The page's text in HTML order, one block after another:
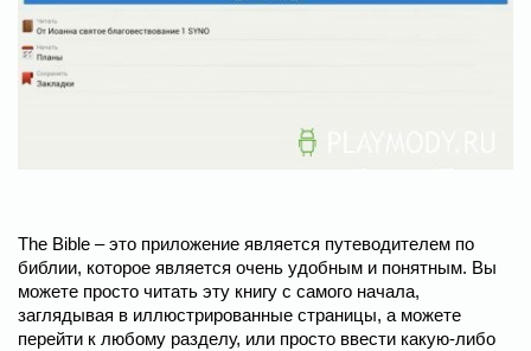
The Bible – это приложение является путеводителем по
библии, которое является очень удобным и понятным. Вы
можете просто читать эту книгу с самого начала,
заглядывая в иллюстрированные страницы, а можете
перейти к любому разделу, или просто ввести какую-либо